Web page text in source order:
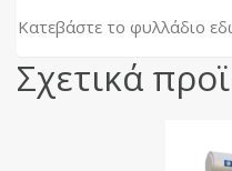
Κατεβάστε το φυλλάδιο
Σχετικά